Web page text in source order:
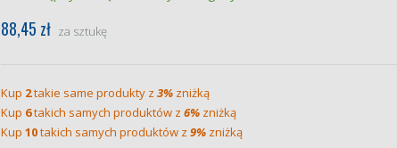
88,45 zł za sztukę
Kup 2takie same produkty z 3%zniżką
Kup 6takich samych produktów z 6%zniżką
Kup 10takich samych produktów z 9%zniżką